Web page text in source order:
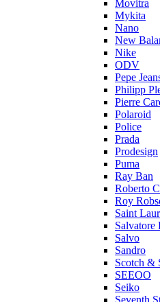
Movitra
Mykita
Nano
New
Nike
ODV
Pepe
Philipp
Pierre
Polaroid
Police
Prada
Prodesign
Puma
Ray Ban
Roberto
Roy
Saint
Salvatore
Salvo
Sandro
Scotch &
SEEOO
Seiko
Seventh